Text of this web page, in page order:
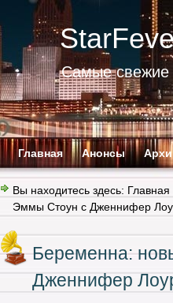
Самые свежие
Главная Анонсы
Вы находитесь здесь: Главная
Эммы Стоун с Дженнифер
Беременна:
Дженнифер